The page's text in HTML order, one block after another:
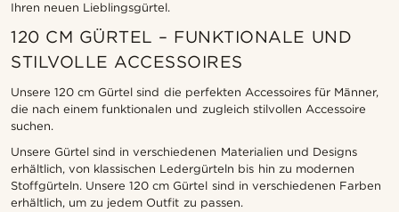
Ihren neuen Lieblingsgürtel.
120 CM GÜRTEL – FUNKTIONALE UND
STILVOLLE ACCESSOIRES
Unsere 120 cm Gürtel sind die perfekten Accessoires für Männer,
die nach einem funktionalen und zugleich stilvollen Accessoire
suchen.
Unsere Gürtel sind in verschiedenen Materialien und Designs
erhältlich, von klassischen Ledergürteln bis hin zu modernen
Stoffgürteln. Unsere 120 cm Gürtel sind in verschiedenen Farben
erhältlich, um zu jedem Outfit zu passen.